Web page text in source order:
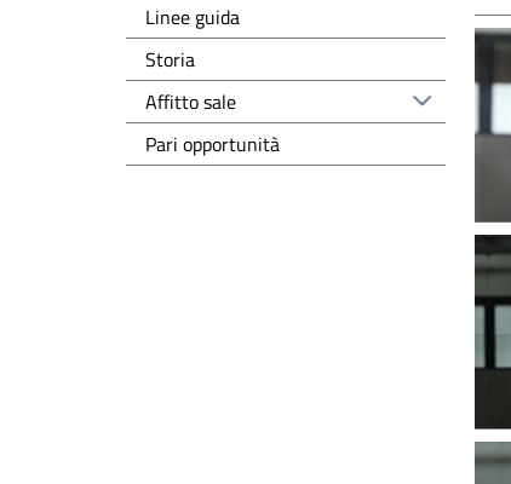
Linee guida
Storia
Affitto sale
Pari opportunità